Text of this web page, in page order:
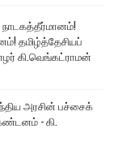
நாடகத்தீர்மானம்!
தமிழ்த்தேசியப்
கி.வெங்கட்ராமன்
அரசின் பச்சைக்
கண்டனம் - கி.